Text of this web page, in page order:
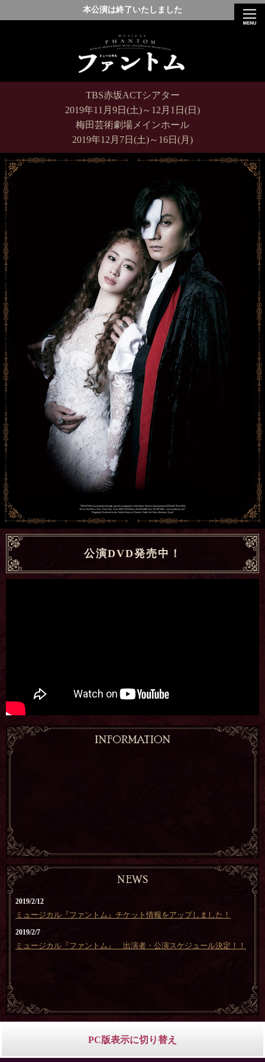
本公演は終了いたしました
TBS赤坂ACTシアター
2019年11月9日(土)～12月1日(日)
梅田芸術劇場メインホール
2019年12月7日(土)～16日(月)
公演DVD発売中！
2019/2/12
ミュージカル『ファントム』チケット情報をアップしました！
2019/2/7
ミュージカル『ファントム』 出演者・公演スケジュール決定！！
PC版表示に切り替え